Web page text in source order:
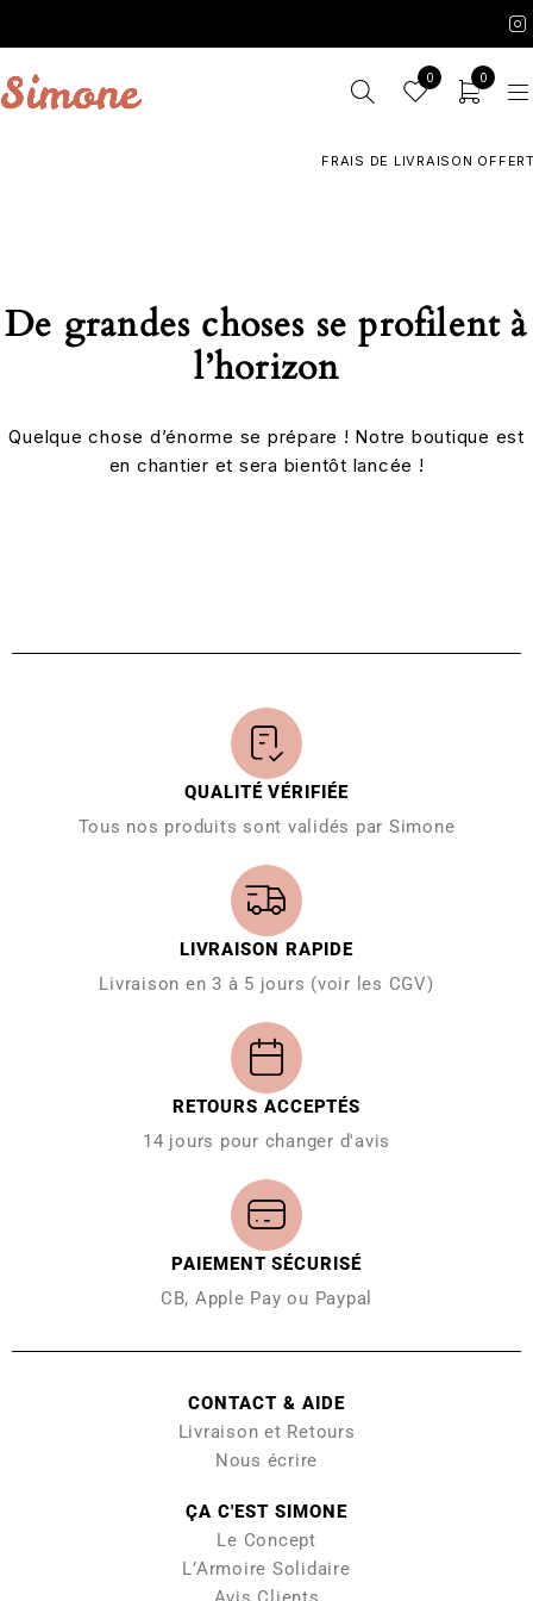
0 0
FRAIS DE LIVRAISON
De grandes choses se profilent à
l’horizon
Quelque chose d’énorme se prépare ! Notre boutique est
en chantier et sera bientôt lancée !
QUALITÉ VÉRIFIÉE
Tous nos produits sont validés par Simone
LIVRAISON RAPIDE
Livraison en 3 à 5 jours (voir les CGV)
RETOURS ACCEPTÉS
14 jours pour changer d'avis
PAIEMENT SÉCURISÉ
CB, Apple Pay ou Paypal
CONTACT & AIDE
Livraison et Retours
Nous écrire
ÇA C'EST SIMONE
Le Concept
L’Armoire Solidaire